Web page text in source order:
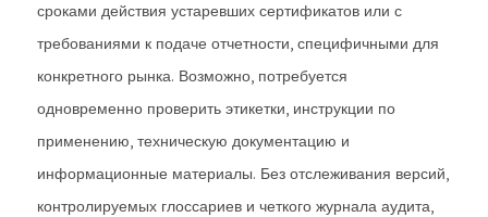
сроками действия устаревших сертификатов или с
требованиями к подаче отчетности, специфичными для
конкретного рынка. Возможно, потребуется
одновременно проверить этикетки, инструкции по
применению, техническую документацию и
информационные материалы. Без отслеживания версий,
контролируемых глоссариев и четкого журнала аудита,